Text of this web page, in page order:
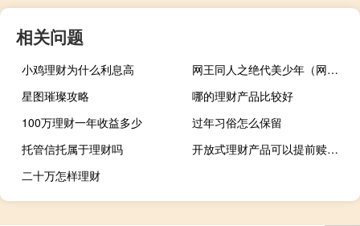
相关问题
小鸡理财为什么利息高
网王同人之绝代美少年（网王同人之梦言简介）
星图璀璨攻略
哪的理财产品比较好
100万理财一年收益多少
过年习俗怎么保留
托管信托属于理财吗
开放式理财产品可以提前赎回吗
二十万怎样理财